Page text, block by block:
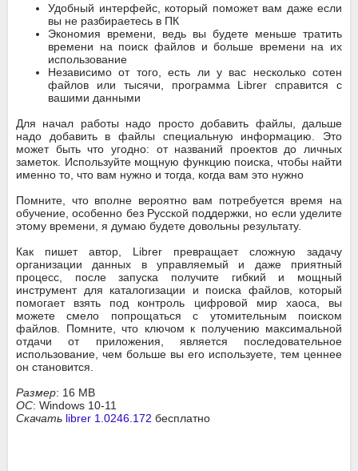
Удобный интерфейс, который поможет вам даже если
вы не разбираетесь в ПК
Экономия времени, ведь вы будете меньше тратить
времени на поиск файлов и больше времени на их
использование
Независимо от того, есть ли у вас несколько сотен
файлов или тысячи, программа Librer справится с
вашими данными
Для начал работы надо просто добавить файлы, дальше
надо добавить в файлы специальную информацию. Это
может быть что угодно: от названий проектов до личных
заметок. Используйте мощную функцию поиска, чтобы найти
именно то, что вам нужно и тогда, когда вам это нужно
Помните, что вполне вероятно вам потребуется время на
обучение, особенно без Русской поддержки, но если уделите
этому времени, я думаю будете довольны результату.
Как пишет автор, Librer превращает сложную задачу
организации данных в управляемый и даже приятный
процесс, после запуска получите гибкий и мощный
инструмент для каталогизации и поиска файлов, который
помогает взять под контроль цифровой мир хаоса, вы
можете смело попрощаться с утомительным поиском
файлов. Помните, что ключом к получению максимальной
отдачи от приложения, является последовательное
использование, чем больше вы его используете, тем ценнее
он становится.
Размер: 16 MB
ОС: Windows 10-11
Скачать librer 1.0246.172 бесплатно